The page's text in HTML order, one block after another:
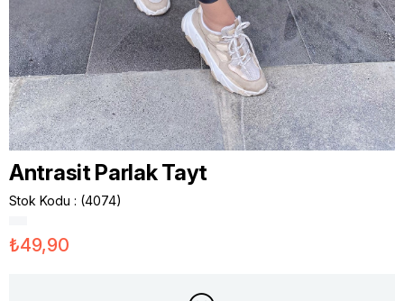
Antrasit Parlak Tayt
Stok Kodu (4074)
₺49,90